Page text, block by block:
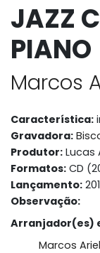
JAZZ
PIANO
Marcos
Característica:
Gravadora:
Produtor: Lucas
Formatos: CD
Lançamento:
Observação:
Arranjador(es)
Marcos Ariel